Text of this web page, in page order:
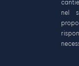
nel